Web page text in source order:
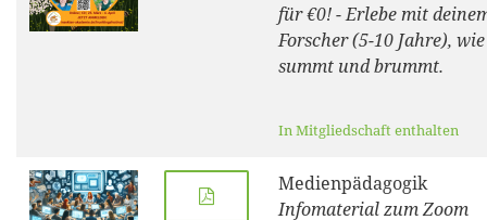
für €0! - Erlebe mit
Forscher (5-10 Jahre),
summt und brummt.
In Mitgliedschaft enthalten
Medienpädagogik
Infomaterial zum Zoom